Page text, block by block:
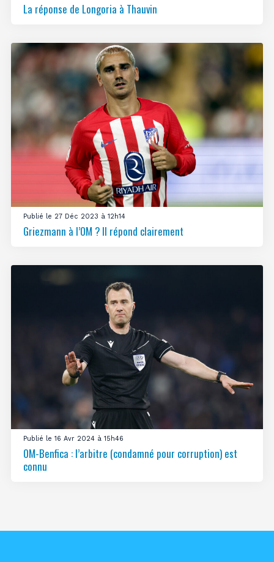
La réponse de Longoria à Thauvin
Publié le 27 Déc 2023 à 12h14
Griezmann à l’OM ? Il répond clairement
Publié le 16 Avr 2024 à 15h46
OM-Benfica : l’arbitre (condamné pour corruption) est
connu